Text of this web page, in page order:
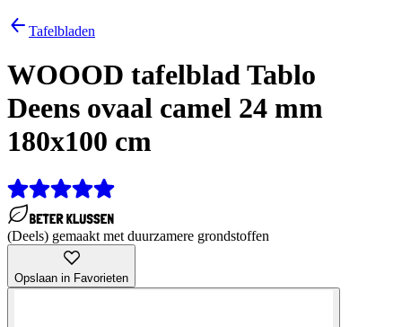
Tafelbladen
WOOOD tafelblad Tablo
Deens ovaal camel 24 mm
180x100 cm
(Deels) gemaakt met duurzamere grondstoffen
Opslaan in Favorieten